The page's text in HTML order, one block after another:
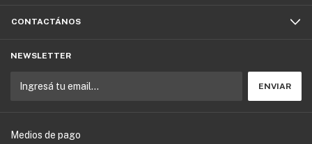
CONTACTÁNOS
NEWSLETTER
Medios de pago